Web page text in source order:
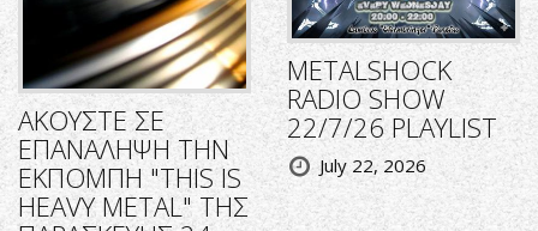
ΑΚΟΥΣΤΕ ΣΕ
ΕΠΑΝΑΛΗΨΗ ΤΗΝ
ΕΚΠΟΜΠΗ "THIS IS
HEAVY METAL" ΤΗΣ
METALSHOCK
RADIO SHOW
22/7/26 PLAYLIST
July 22, 2026